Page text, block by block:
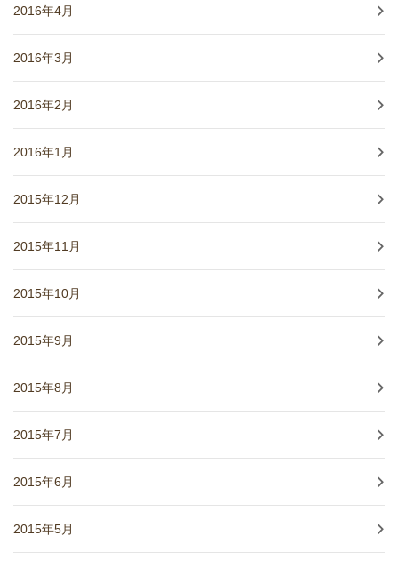
2016年4月
2016年3月
2016年2月
2016年1月
2015年12月
2015年11月
2015年10月
2015年9月
2015年8月
2015年7月
2015年6月
2015年5月